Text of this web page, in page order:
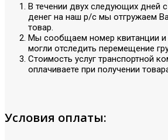
В течении двух следующих дней
денег на наш р/с мы отгружаем
товар.
Мы сообщаем номер квитанции и
могли отследить перемещение
Стоимость услуг транспортной
оплачиваете при получении
Условия оплаты: